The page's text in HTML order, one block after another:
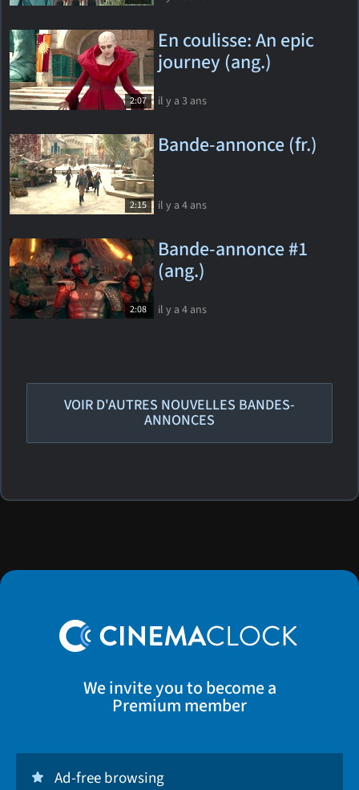
2:07
En coulisse: An epic
journey (ang.)
il y a 3 ans
2:15
Bande-annonce (fr.)
il y a 4 ans
2:08
Bande-annonce #1
(ang.)
il y a 4 ans
VOIR D'AUTRES NOUVELLES BANDES-
ANNONCES
We invite you to become a
Premium member
Ad-free browsing